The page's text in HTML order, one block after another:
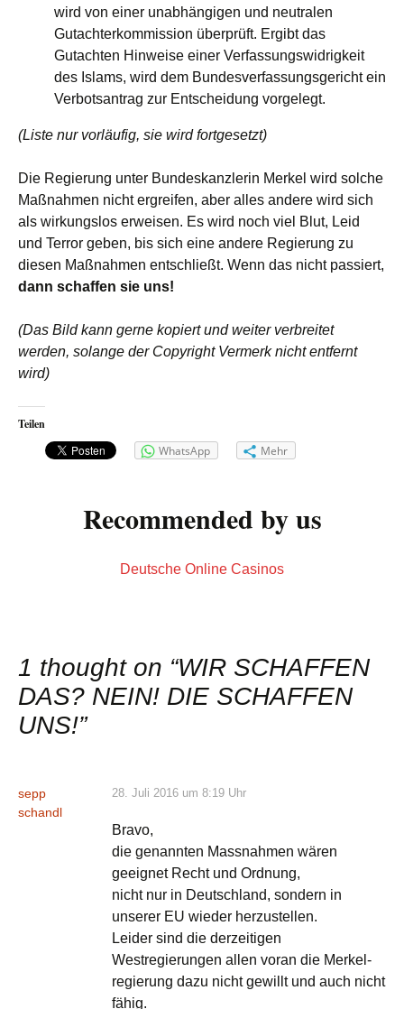
wird von einer unabhängigen und neutralen
Gutachterkommission überprüft. Ergibt das
Gutachten Hinweise einer Verfassungswidrigkeit
des Islams, wird dem Bundesverfassungsgericht ein
Verbotsantrag zur Entscheidung vorgelegt.
(Liste nur vorläufig, sie wird fortgesetzt)
Die Regierung unter Bundeskanzlerin Merkel wird solche
Maßnahmen nicht ergreifen, aber alles andere wird sich
als wirkungslos erweisen. Es wird noch viel Blut, Leid
und Terror geben, bis sich eine andere Regierung zu
diesen Maßnahmen entschließt. Wenn das nicht passiert,
dann schaffen sie uns!
(Das Bild kann gerne kopiert und weiter verbreitet
werden, solange der Copyright Vermerk nicht entfernt
wird)
Teilen
WhatsApp
Mehr
Recommended by us
Deutsche Online Casinos
1 thought on “WIR SCHAFFEN
DAS? NEIN! DIE SCHAFFEN
UNS!”
sepp
schandl
28. Juli 2016 um 8:19 Uhr
Bravo,
die genannten Massnahmen wären
geeignet Recht und Ordnung,
nicht nur in Deutschland, sondern in
unserer EU wieder herzustellen.
Leider sind die derzeitigen
Westregierungen allen voran die Merkel-
regierung dazu nicht gewillt und auch nicht
fähig.